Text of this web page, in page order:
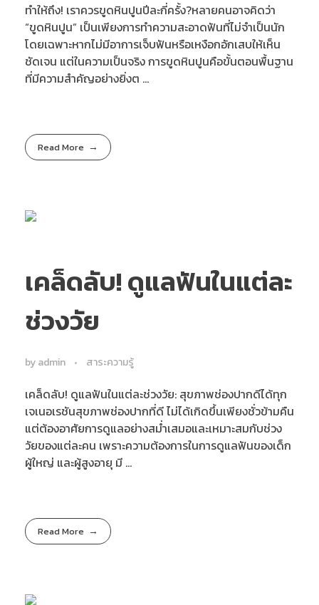
ทำให้ถึง! เราควรขูดหินปูนปีละกี่ครั้ง?หลายคนอาจคิดว่า
“ขูดหินปูน” เป็นเพียงการทำความสะอาดฟันที่ไม่จำเป็นนัก
โดยเฉพาะหากไม่มีอาการเจ็บฟันหรือเหงือกอักเสบให้เห็น
ชัดเจน แต่ในความเป็นจริง การขูดหินปูนคือขั้นตอนพื้นฐาน
ที่มีความสำคัญอย่างยิ่งต ...
Read More
เคล็ดลับ! ดูแลฟันในแต่ละ
ช่วงวัย
byadmin สาระความรู้
เคล็ดลับ! ดูแลฟันในแต่ละช่วงวัย: สุขภาพช่องปากดีได้ทุก
เจเนอเรชันสุขภาพช่องปากที่ดี ไม่ได้เกิดขึ้นเพียงชั่วข้ามคืน
แต่ต้องอาศัยการดูแลอย่างสม่ำเสมอและเหมาะสมกับช่วง
วัยของแต่ละคน เพราะความต้องการในการดูแลฟันของเด็ก
ผู้ใหญ่ และผู้สูงอายุ มี ...
Read More